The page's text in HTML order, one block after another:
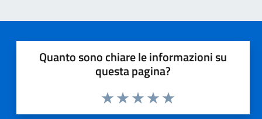
Quanto sono chiare le informazioni su
questa pagina?
Valuta 5 stelle su 5
Valuta 4 stelle su 5
Valuta 3 stelle su 5
Valuta 2 stelle su 5
Valuta 1 stelle su 5